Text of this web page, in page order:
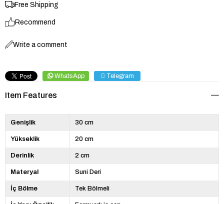
Free Shipping
Recommend
Write a comment
WhatsApp Telegram
Item Features
Genişlik 30 cm
Yükseklik 20 cm
Derinlik 2 cm
Materyal Suni Deri
İç Bölme Tek Bölmeli